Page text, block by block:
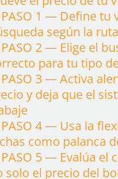
PASO 1 — Define tu
según la ruta
PASO 2 — Elige el
para tu tipo
PASO 3 — Activa
y deja que el
PASO 4 — Usa la
como palanca
PASO 5 — Evalúa el
solo el precio del